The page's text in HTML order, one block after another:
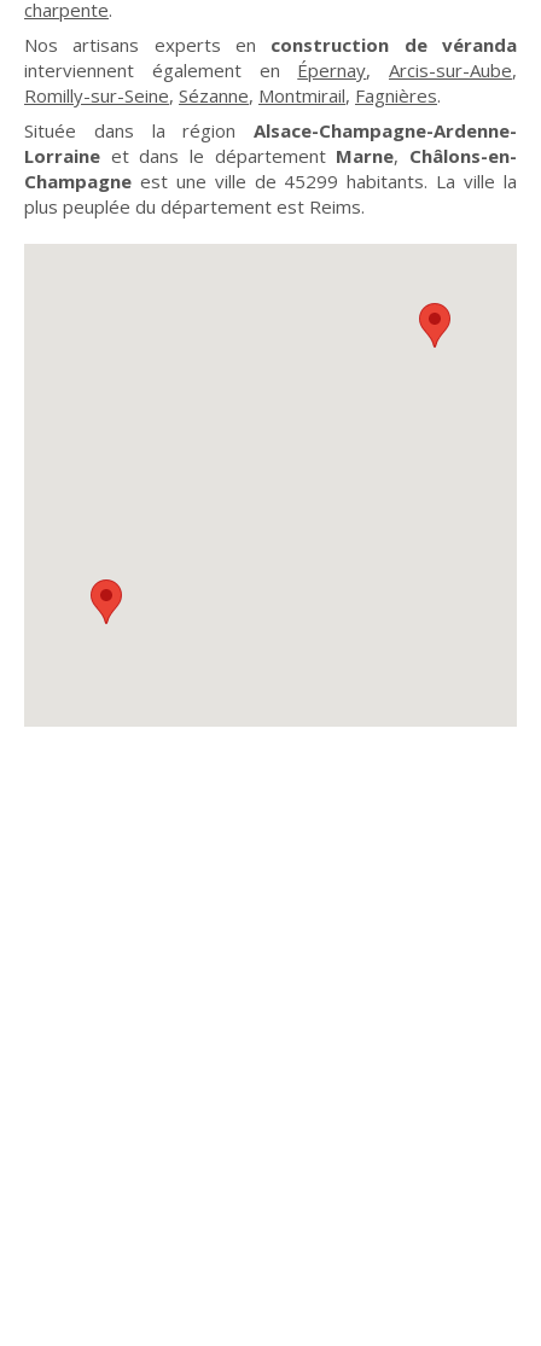
charpente.
Nos artisans experts en construction de véranda
interviennent également en Épernay, Arcis-sur-Aube,
Romilly-sur-Seine, Sézanne, Montmirail, Fagnières.
Située dans la région Alsace-Champagne-Ardenne-
Lorraine et dans le département Marne, Châlons-en-
Champagne est une ville de 45299 habitants. La ville la
plus peuplée du département est Reims.